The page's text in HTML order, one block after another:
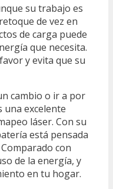
su trabajo es
de vez en
de carga puede
que necesita.
y evita que su
cambio o ir a por
una excelente
láser. Con su
está pensada
con
de la energía, y
en tu hogar.